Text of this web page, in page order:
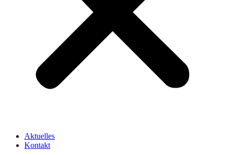
Aktuelles
Kontakt